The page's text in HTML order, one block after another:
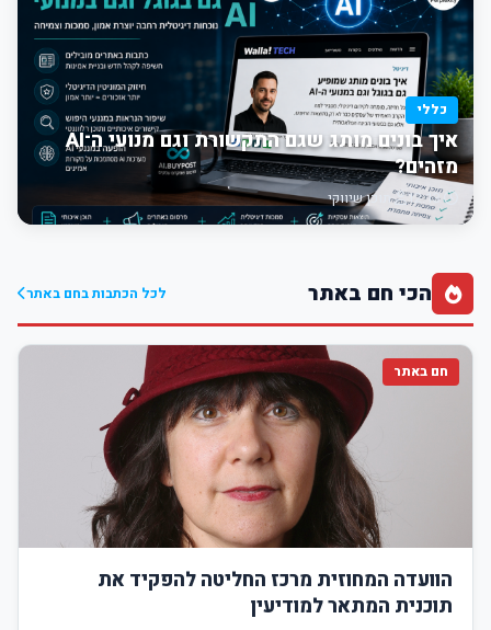
כללי
איך בונים מותג שגם התקשורת וגם מנועי ה־AI
מזהים?
12:13 תוכן שיווקי
הכי חם באתר לכל הכתבות בחם באתר
חם באתר
הוועדה המחוזית מרכז החליטה להפקיד את
תוכנית המתאר למודיעין